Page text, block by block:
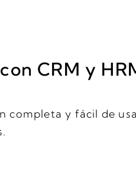
CRM y
completa y fácil de